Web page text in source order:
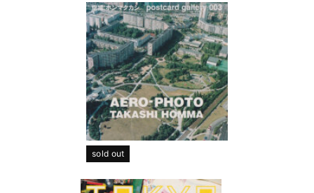
sold out